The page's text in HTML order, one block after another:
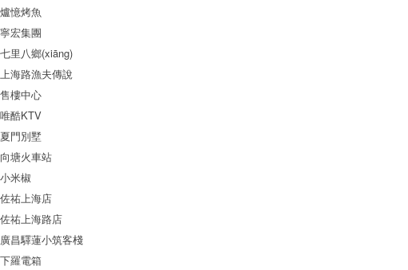
爐憶烤魚
寧宏集團
七里八鄉(xiāng)
上海路漁夫傳說
售樓中心
唯酷KTV
夏門別墅
向塘火車站
小米椒
佐祐上海店
佐祐上海路店
廣昌驛蓮小筑客棧
下羅電箱